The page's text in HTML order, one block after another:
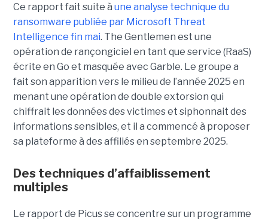
Ce rapport fait suite à une analyse technique du
ransomware publiée par Microsoft Threat
Intelligence fin mai. The Gentlemen est une
opération de rançongiciel en tant que service (RaaS)
écrite en Go et masquée avec Garble. Le groupe a
fait son apparition vers le milieu de l’année 2025 en
menant une opération de double extorsion qui
chiffrait les données des victimes et siphonnait des
informations sensibles, et il a commencé à proposer
sa plateforme à des affiliés en septembre 2025.
Des techniques d’affaiblissement
multiples
Le rapport de Picus se concentre sur un programme